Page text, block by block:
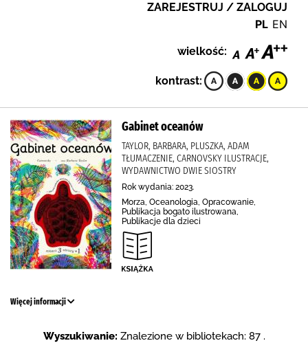
ZAREJESTRUJ / ZALOGUJ
PL EN
wielkość:
kontrast:
Gabinet oceanów
TAYLOR, BARBARA, PLUSZKA, ADAM
TŁUMACZENIE, CARNOVSKY ILUSTRACJE,
WYDAWNICTWO DWIE SIOSTRY
Rok wydania: 2023.
Morza, Oceanologia, Opracowanie,
Publikacja bogato ilustrowana,
Publikacje dla dzieci
Więcej informacji
Wyszukiwanie: Znalezione w bibliotekach: 87 .